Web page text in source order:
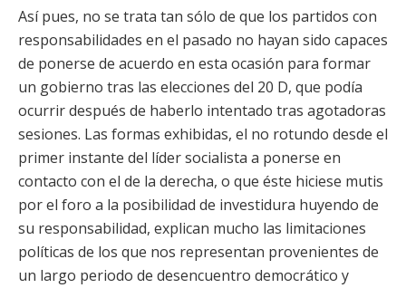
Así pues, no se trata tan sólo de que los partidos con
responsabilidades en el pasado no hayan sido capaces
de ponerse de acuerdo en esta ocasión para formar
un gobierno tras las elecciones del 20 D, que podía
ocurrir después de haberlo intentado tras agotadoras
sesiones. Las formas exhibidas, el no rotundo desde el
primer instante del líder socialista a ponerse en
contacto con el de la derecha, o que éste hiciese mutis
por el foro a la posibilidad de investidura huyendo de
su responsabilidad, explican mucho las limitaciones
políticas de los que nos representan provenientes de
un largo periodo de desencuentro democrático y